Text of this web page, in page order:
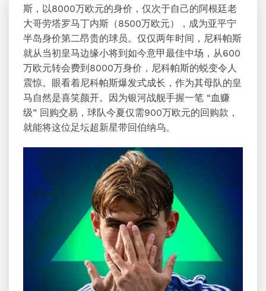
斯，以8000万欧元的身价，仅次于自己的阿根廷老
大哥劳塔罗马丁内斯（8500万欧元），成为亚平宁
半岛身价第二昂贵的球员。仅仅两年时间，尼科帕斯
就从当初皇马边缘小将到如今意甲最佳中场，从600
万欧元转会费到8000万身价，尼科帕斯的蜕变令人
震惊。眼看着尼科帕斯爆发式成长，作为其母队的皇
马自然是喜笑颜开。因为银河战舰手握一笔 “血赚
级” 回购交易，球队今夏仅需900万欧元的回购款，
就能将这位足坛超新星带回伯纳乌。